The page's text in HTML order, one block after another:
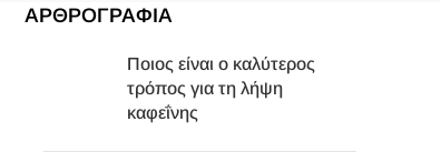
ΑΡΘΡΟΓΡΑΦΙΑ
Ποιος είναι ο καλύτερος
τρόπος για τη λήψη
καφεΐνης